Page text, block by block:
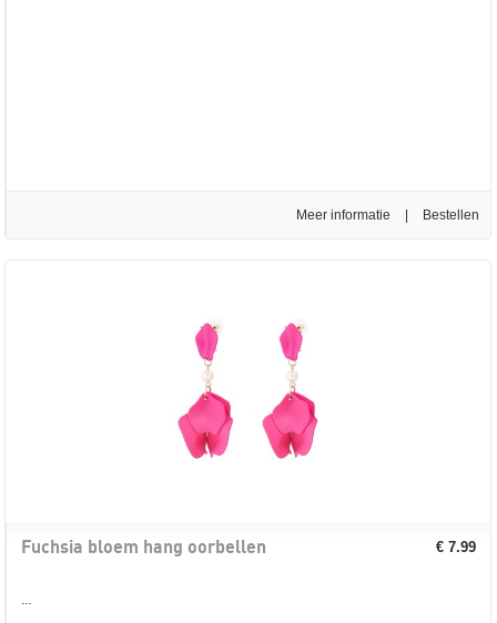
Meer informatie |
Fuchsia bloem hang oorbellen € 7.99